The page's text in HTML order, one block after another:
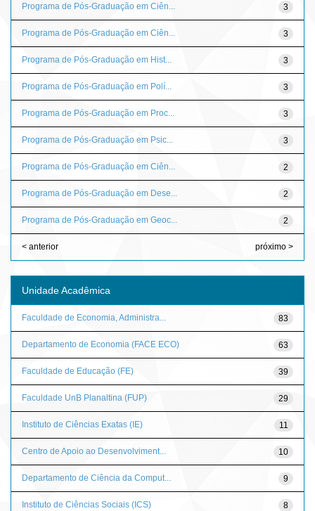
3
Programa de Pós-Graduação em Ciên...
3
Programa de Pós-Graduação em Ciên...
3
Programa de Pós-Graduação em Hist...
3
Programa de Pós-Graduação em Polí...
3
Programa de Pós-Graduação em Proc...
3
Programa de Pós-Graduação em Psic...
2
Programa de Pós-Graduação em Ciên...
2
Programa de Pós-Graduação em Dese...
2
Programa de Pós-Graduação em Geoc...
< anterior próximo >
Unidade Acadêmica
83
Faculdade de Economia, Administra...
63
Departamento de Economia (FACE ECO)
39
Faculdade de Educação (FE)
29
Faculdade UnB Planaltina (FUP)
11
Instituto de Ciências Exatas (IE)
10
Centro de Apoio ao Desenvolviment...
9
Departamento de Ciência da Comput...
8
Instituto de Ciências Sociais (ICS)